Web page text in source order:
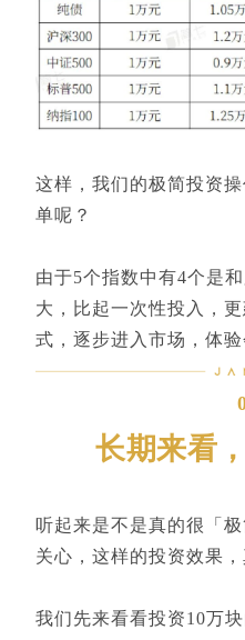
这样，我们的极简投资
单呢？
由于5个指数中有4个是
大，比起一次性投入，
式，逐步进入市场，体验
长期来看
听起来是不是真的很「
关心，这样的投资效果，
我们先来看看投资10万块